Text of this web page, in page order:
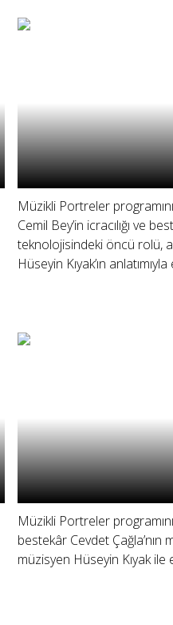
Müzikli Portreler
Cemil Bey’in icracılığı ve
teknolojisindeki öncü rolü,
Hüseyin Kıyak’ın
Müzikli Portreler
bestekâr Cevdet Çağla’nın
müzisyen Hüseyin Kıyak ile